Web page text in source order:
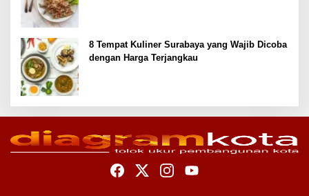
8 Tempat Kuliner Surabaya yang Wajib Dicoba
dengan Harga Terjangkau